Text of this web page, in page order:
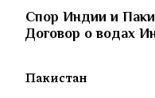
Спор Индии и
Договор о водах
Пакистан